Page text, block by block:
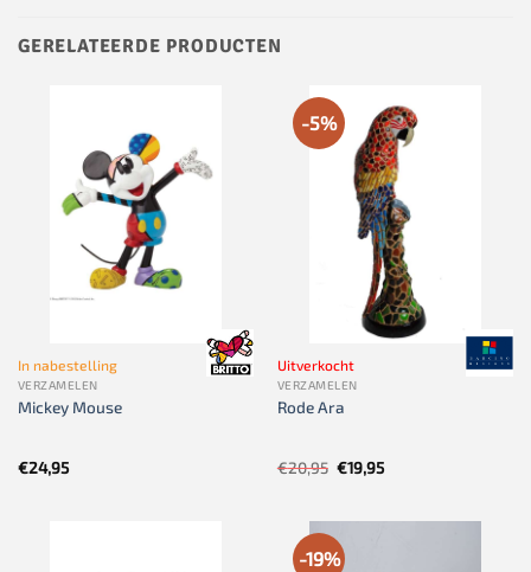
GERELATEERDE PRODUCTEN
In nabestelling
VERZAMELEN
Mickey Mouse
€24,95
-5%
Uitverkocht
VERZAMELEN
Rode Ara
€20,95 Oorspronkelijke
prijs
€19,95Huidige
-19%